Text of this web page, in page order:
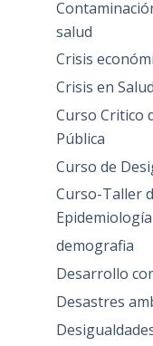
salud
Crisis
Crisis en
Curso Critico
Pública
Curso de
Curso-Taller
Epidemiología
demografia
Desarrollo
Desastres